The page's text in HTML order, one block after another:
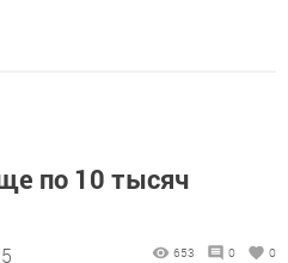
по 10 тысяч
653 0 0